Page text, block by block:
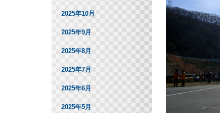
2025年10月
2025年9月
2025年8月
2025年7月
2025年6月
2025年5月